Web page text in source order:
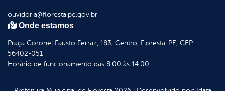
ouvidoria@floresta.pe.gov.br
Onde estamos
Praça Coronel Fausto Ferraz, 183, Centro, Floresta-PE, CEP:
56402-051
Horário de funcionamento das 8:00 às 14:00